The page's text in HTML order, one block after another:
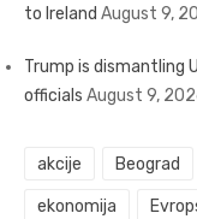
to Ireland August 9,
Trump is dismantling
officials August 9,
akcije Beograd
ekonomija